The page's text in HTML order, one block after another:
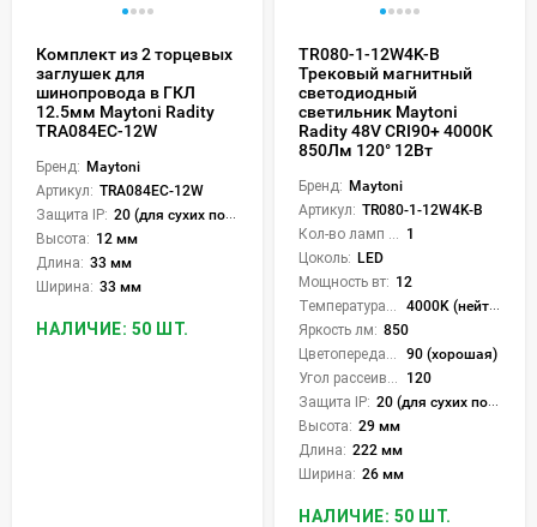
Комплект из 2 торцевых
заглушек для
шинопровода в ГКЛ
12.5мм Maytoni Radity
TRA084EC-12W
Бренд: Maytoni
Артикул: TRA084EC-12W
Защита IP: 20 (для сухих пом.)
Высота: 12 мм
Длина: 33 мм
Ширина: 33 мм
НАЛИЧИЕ: 50 ШТ.
TR080-1-12W4K-B
Трековый магнитный
светодиодный
светильник Maytoni
Radity 48V CRI90+ 4000К
850Лм 120° 12Вт
Бренд: Maytoni
Артикул: TR080-1-12W4K-B
1
Цоколь: LED
Мощность вт: 12
4000K (нейтральный)
Яркость лм: 850
90 (хорошая)
120
Защита IP: 20 (для сухих пом.)
Высота: 29 мм
Длина: 222 мм
Ширина: 26 мм
НАЛИЧИЕ: 50 ШТ.